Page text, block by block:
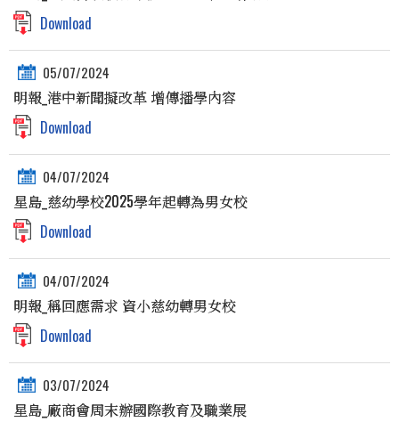
Download
05/07/2024
明報_港中新聞擬改革 增傳播學內容
Download
04/07/2024
星島_慈幼學校2025學年起轉為男女校
Download
04/07/2024
明報_稱回應需求 資小慈幼轉男女校
Download
03/07/2024
星島_廠商會周末辦國際教育及職業展